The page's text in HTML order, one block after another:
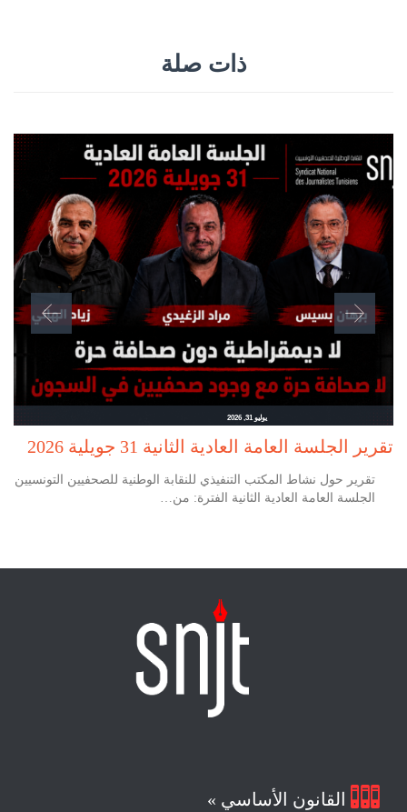
ذات صلة
يوليو 31, 2026
تقرير الجلسة العامة العادية الثانية 31 جويلية 2026
تقرير حول نشاط المكتب التنفيذي للنقابة الوطنية للصحفيين التونسيين
الجلسة العامة العادية الثانية الفترة: من…
 القانون الأساسي »